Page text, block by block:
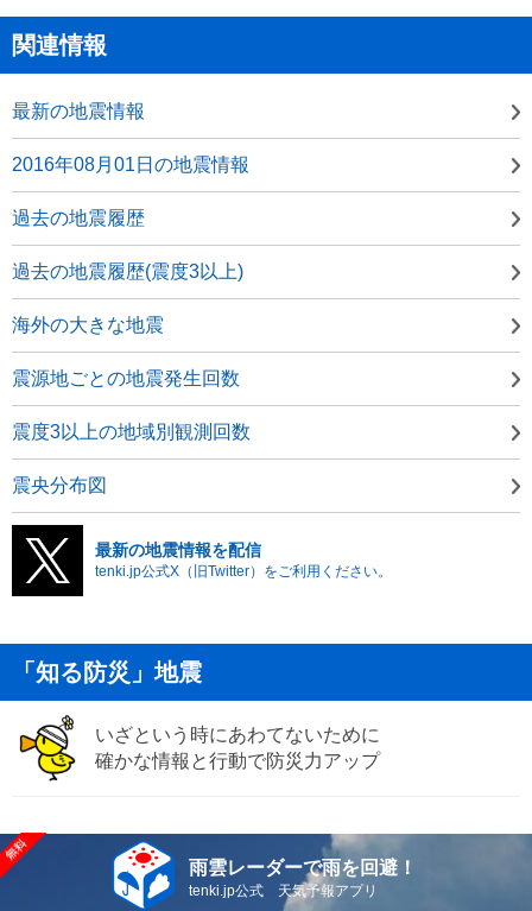
関連情報
最新の地震情報
2016年08月01日の地震情報
過去の地震履歴
過去の地震履歴(震度3以上)
海外の大きな地震
震源地ごとの地震発生回数
震度3以上の地域別観測回数
震央分布図
最新の地震情報を配信
tenki.jp公式X（旧Twitter）をご利用ください。
「知る防災」地震
いざという時にあわてないために
確かな情報と行動で防災力アップ
雨雲レーダーで雨を回避！
tenki.jp公式 天気予報アプリ